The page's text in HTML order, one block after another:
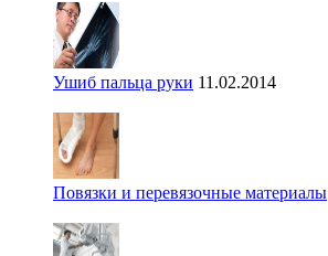
Ушиб пальца руки 11.02.2014
Повязки и перевязочные материалы